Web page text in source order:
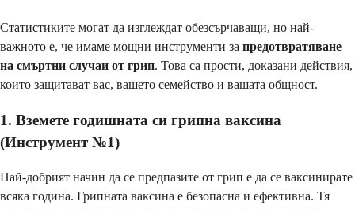
Статистиките могат да изглеждат обезсърчаващи, но най-
важното е, че имаме мощни инструменти за предотвратяване
на смъртни случаи от грип. Това са прости, доказани действия,
които защитават вас, вашето семейство и вашата общност.
1. Вземете годишната си грипна ваксина
(Инструмент №1)
Най-добрият начин да се предпазите от грип е да се ваксинирате
всяка година. Грипната ваксина е безопасна и ефективна. Тя